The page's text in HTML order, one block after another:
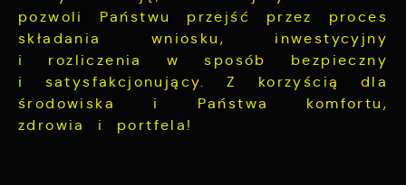
pozwoli Państwu przejść przez proces
składania wniosku, inwestycyjny
i rozliczenia w sposób bezpieczny
i satysfakcjonujący. Z korzyścią dla
środowiska i Państwa komfortu,
zdrowia i portfela!